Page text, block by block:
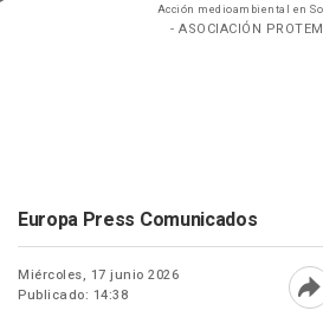
Acción medioambiental en
- ASOCIACIÓN
Europa Press Comunicados
Miércoles, 17 junio 2026
Publicado: 14:38